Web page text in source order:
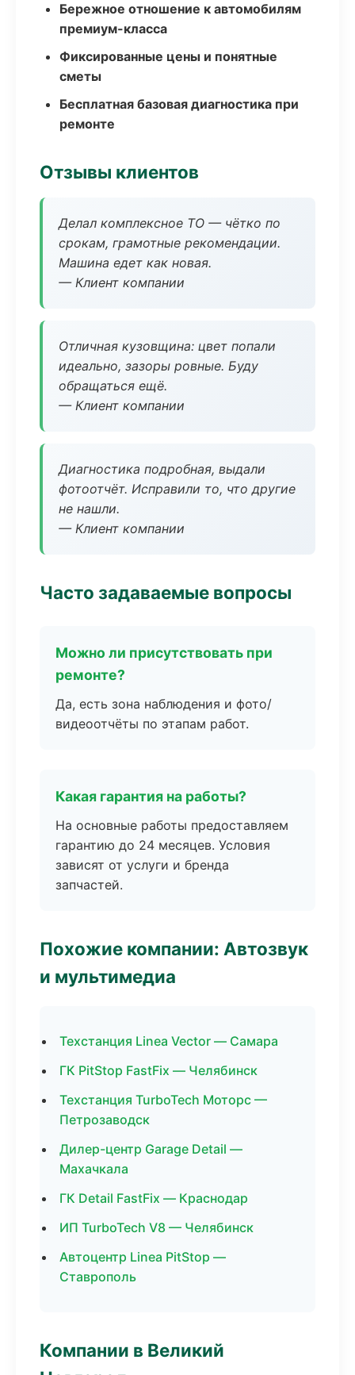
Бережное отношение к автомобилям
премиум-класса
Фиксированные цены и понятные
сметы
Бесплатная базовая диагностика при
ремонте
Отзывы клиентов
Делал комплексное ТО — чётко по
срокам, грамотные рекомендации.
Машина едет как новая.
— Клиент компании
Отличная кузовщина: цвет попали
идеально, зазоры ровные. Буду
обращаться ещё.
— Клиент компании
Диагностика подробная, выдали
фотоотчёт. Исправили то, что другие
не нашли.
— Клиент компании
Часто задаваемые вопросы
Можно ли присутствовать при
ремонте?
Да, есть зона наблюдения и фото/
видеоотчёты по этапам работ.
Какая гарантия на работы?
На основные работы предоставляем
гарантию до 24 месяцев. Условия
зависят от услуги и бренда
запчастей.
Похожие компании: Автозвук
и мультимедиа
Техстанция Linea Vector — Самара
ГК PitStop FastFix — Челябинск
Техстанция TurboTech Моторс —
Петрозаводск
Дилер-центр Garage Detail —
Махачкала
ГК Detail FastFix — Краснодар
ИП TurboTech V8 — Челябинск
Автоцентр Linea PitStop —
Ставрополь
Компании в Великий